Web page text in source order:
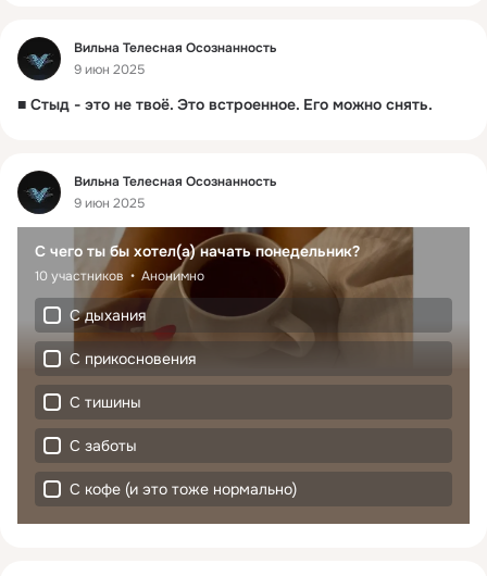
Фид
Вильна Телесная Осознанность
9 июн 2025
■ Стыд - это не твоё. Это встроенное. Его можно снять.
Фид
Вильна Телесная Осознанность
9 июн 2025
С чего ты бы хотел(а) начать понедельник?
10 участников Анонимно
С дыхания
С прикосновения
С тишины
С заботы
С кофе (и это тоже нормально)